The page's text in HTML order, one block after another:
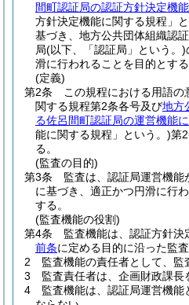
間町認証局の認証方針決定機
方針決定機能に関する規程」
基づき、地方公共団体組織認
局(以下、「認証局」という。)
滑に行われることを目的とする
(定義)
第2条
この規程における用語
関する規程第2条各号及び地方
る佐呂間町認証局の運営機能
能に関する規程」という。)第
る。
(監査の目的)
第3条
監査は、認証局運営機
に基づき、適正かつ円滑に行
する。
(監査機能の役割)
第4条
監査機能は、認証方針決
前条に定める目的に沿った監査
2
監査機能の責任者として、監
3
監査責任者は、企画財政課長
4
監査機能は、認証局運営機